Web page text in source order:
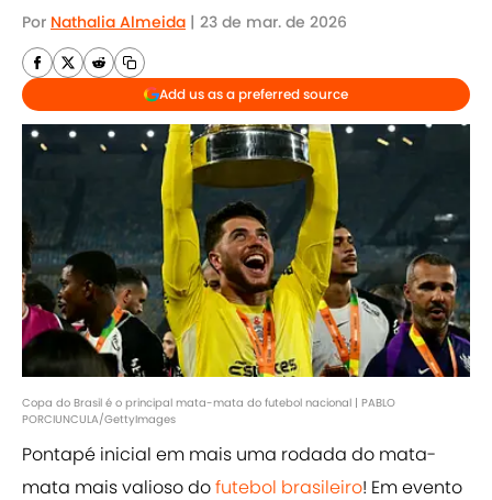
Por Nathalia Almeida | 23 de mar. de 2026
Add us as a preferred source
Copa do Brasil é o principal mata-mata do futebol nacional | PABLO
PORCIUNCULA/GettyImages
Pontapé inicial em mais uma rodada do mata-
mata mais valioso dofutebol brasileiro! Em evento